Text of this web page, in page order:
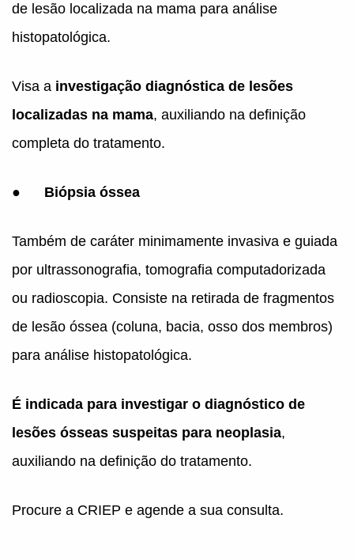
de lesão localizada na mama para análise
histopatológica.
Visa a investigação diagnóstica de lesões
localizadas na mama, auxiliando na definição
completa do tratamento.
● Biópsia óssea
Também de caráter minimamente invasiva e guiada
por ultrassonografia, tomografia computadorizada
ou radioscopia. Consiste na retirada de fragmentos
de lesão óssea (coluna, bacia, osso dos membros)
para análise histopatológica.
É indicada para investigar o diagnóstico de
lesões ósseas suspeitas para neoplasia,
auxiliando na definição do tratamento.
Procure a CRIEP e agende a sua consulta.